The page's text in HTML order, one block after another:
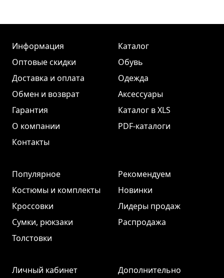
Информация
Оптовые скидки
Доставка и оплата
Обмен и возврат
Гарантия
О компании
Контакты
Каталог
Обувь
Одежда
Аксессуары
Каталог в XLS
PDF-каталоги
Популярное
Костюмы и комплекты
Кроссовки
Сумки, рюкзаки
Толстовки
Рекомендуем
Новинки
Лидеры продаж
Распродажа
Личный кабинет Дополнительно